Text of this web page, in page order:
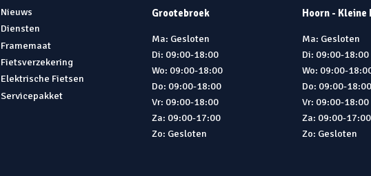
Nieuws
Diensten
Framemaat
Fietsverzekering
Elektrische Fietsen
Servicepakket
Grootebroek
Ma: Gesloten
Di: 09:00-18:00
Wo: 09:00-18:00
Do: 09:00-18:00
Vr: 09:00-18:00
Za: 09:00-17:00
Zo: Gesloten
Hoorn - Kleine
Ma: Gesloten
Di: 09:00-18:00
Wo: 09:00-
Do: 09:00-18:00
Vr: 09:00-18:00
Za: 09:00-17:00
Zo: Gesloten